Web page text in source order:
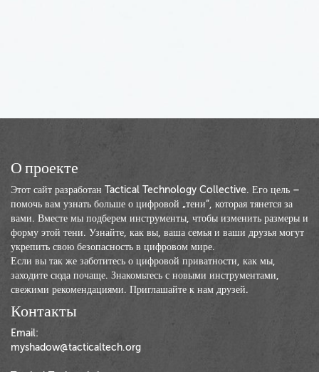
О проекте
Этот сайт разработан Tactical Technology Collective. Его цель –
помочь вам узнать больше о цифровой „тени“, которая тянется за
вами. Вместе мы подберем инструменты, чтобы изменить размеры и
форму этой тени. Узнайте, как вы, ваша семья и ваши друзья могут
укрепить свою безопасность в цифровом мире.
Если вы так же заботитесь о цифровой приватности, как мы,
заходите сюда почаще. Знакомьтесь с новыми инструментами,
свежими рекомендациями. Приглашайте к нам друзей.
Контакты
Email:
myshadow@tacticaltech.org